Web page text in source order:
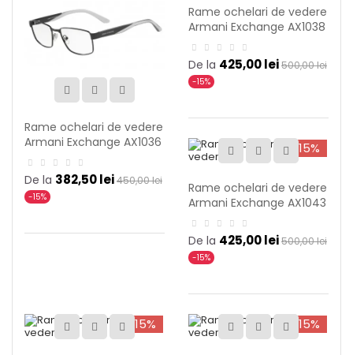
Rame ochelari de vedere
Armani Exchange AX1036
6063
De la 382,50 lei450,00 lei
-15%
Rame ochelari de vedere
Armani Exchange AX1038
6006
De la 425,00 lei500,00 lei
-15%
-15%
Rame ochelari de vedere
Armani Exchange AX1043
6099
De la 425,00 lei500,00 lei
-15%
-15% -15%